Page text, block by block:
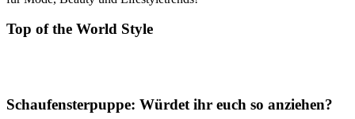
Top of the World Style
Schaufensterpuppe: Würdet ihr euch so anziehen?